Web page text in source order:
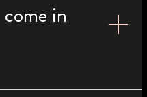
come in